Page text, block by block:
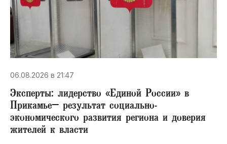
06.08.2026 в 21:47
Эксперты: лидерство «Единой России» в
Прикамье– результат социально-
экономического развития региона и доверия
жителей к власти